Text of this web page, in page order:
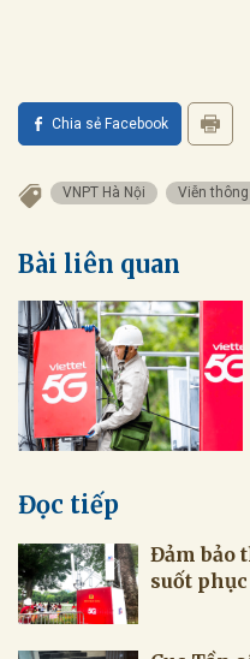
Chia sẻ Facebook
VNPT Hà Nội Viễn thông
Bài liên quan
Đọc tiếp
Đảm bảo
suốt